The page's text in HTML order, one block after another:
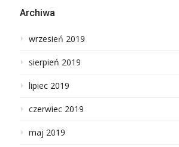
Archiwa
wrzesień 2019
sierpień 2019
lipiec 2019
czerwiec 2019
maj 2019